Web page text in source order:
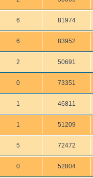
6 81974
6 83952
2 50691
0 73351
1 46811
1 51209
5 72472
0 52804